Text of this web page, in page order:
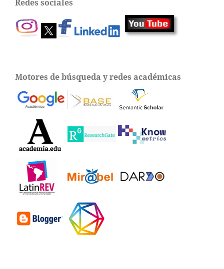
Redes sociales
Motores de búsqueda y redes académicas